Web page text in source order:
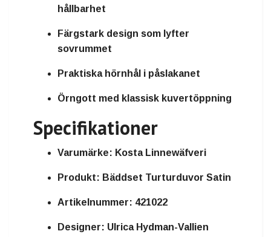
hållbarhet
Färgstark design som lyfter
sovrummet
Praktiska hörnhål i påslakanet
Örngott med klassisk kuvertöppning
Specifikationer
Varumärke: Kosta Linnewäfveri
Produkt: Bäddset Turturduvor Satin
Artikelnummer: 421022
Designer: Ulrica Hydman-Vallien